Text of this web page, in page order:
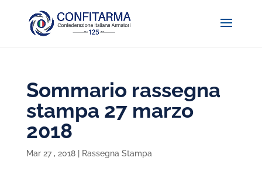
Sommario rassegna
stampa 27 marzo
2018
Mar 27 , 2018| Rassegna Stampa